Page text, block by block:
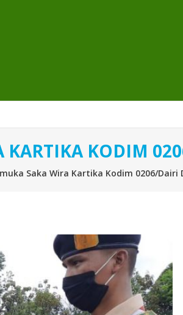
KARTIKA KODIM
Saka Wira Kartika Kodim 0206/